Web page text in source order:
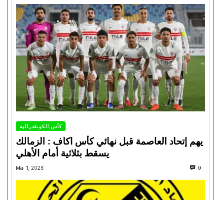
كأس الكونفدرالية
يهم إتحاد العاصمة قبل نهائي كأس اكاف : الزمالك
Mai 1, 2026 0